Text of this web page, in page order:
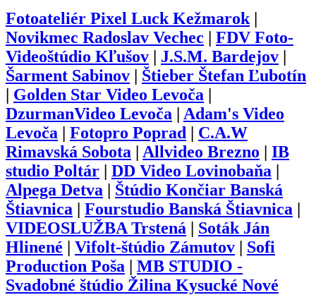
Fotoateliér Pixel Luck Kežmarok|
Novikmec Radoslav Vechec
FDV Foto-
Videoštúdio Kľušov
J.S.M. Bardejov
Šarment Sabinov
Štieber Štefan Ľubotín
Golden Star Video Levoča
DzurmanVideo Levoča
Adam's Video
Levoča
Fotopro Poprad
C.A.W
Rimavská Sobota
Allvideo Brezno
IB
studio Poltár
DD Video Lovinobaňa
Alpega Detva
Štúdio Končiar Banská
Štiavnica
Fourstudio Banská Štiavnica
VIDEOSLUŽBA Trstená
Soták Ján
Hlinené
Vifolt-štúdio Zámutov
Sofi
Production Poša
MB STUDIO -
Svadobné štúdio Žilina Kysucké Nové